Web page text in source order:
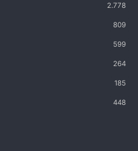
2.778
809
599
264
185
448